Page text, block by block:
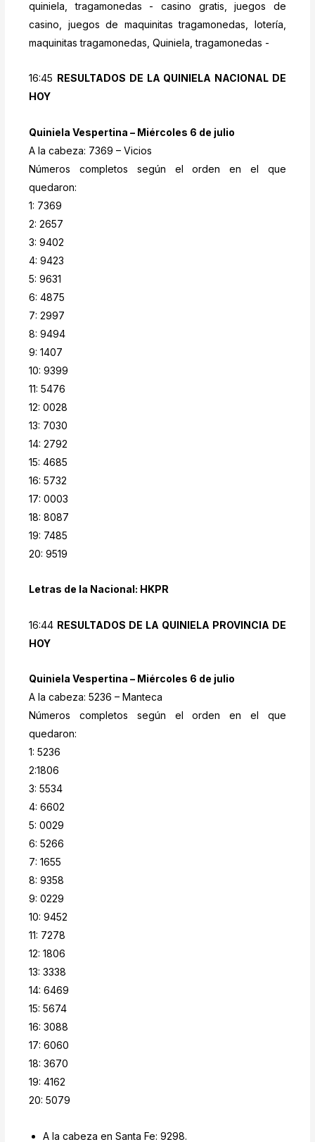
16:45 RESULTADOS DE LA QUINIELA NACIONAL DE
HOY
Quiniela Vespertina – Miércoles 6 de julio
A la cabeza: 7369 – Vicios
Números completos según el orden en el que
quedaron:
1: 7369
2: 2657
3: 9402
4: 9423
5: 9631
6: 4875
7: 2997
8: 9494
9: 1407
10: 9399
11: 5476
12: 0028
13: 7030
14: 2792
15: 4685
16: 5732
17: 0003
18: 8087
19: 7485
20: 9519
Letras de la Nacional: HKPR
16:44 RESULTADOS DE LA QUINIELA PROVINCIA DE
HOY
Quiniela Vespertina – Miércoles 6 de julio
A la cabeza: 5236 – Manteca
Números completos según el orden en el que
quedaron:
1: 5236
2:1806
3: 5534
4: 6602
5: 0029
6: 5266
7: 1655
8: 9358
9: 0229
10: 9452
11: 7278
12: 1806
13: 3338
14: 6469
15: 5674
16: 3088
17: 6060
18: 3670
19: 4162
20: 5079
A la cabeza en Santa Fe: 9298.